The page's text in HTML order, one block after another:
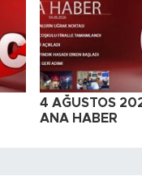
4 AĞUSTOS
ANA HABER